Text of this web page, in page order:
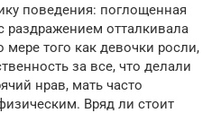
поведения: поглощенная
отталкивала
того как девочки росли,
за все, что делали
нрав, мать часто
Вряд ли стоит